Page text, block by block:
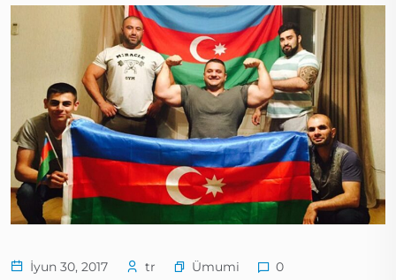
İyun 30, 2017 tr Ümumi 0